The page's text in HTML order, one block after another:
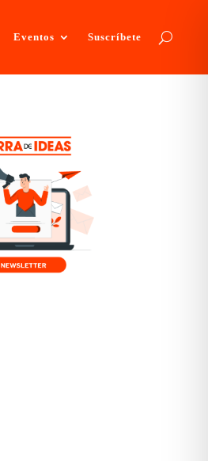
Eventos Suscríbete